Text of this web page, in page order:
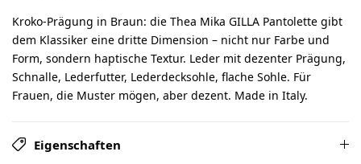
Kroko-Prägung in Braun: die Thea Mika GILLA Pantolette gibt
dem Klassiker eine dritte Dimension – nicht nur Farbe und
Form, sondern haptische Textur. Leder mit dezenter Prägung,
Schnalle, Lederfutter, Lederdecksohle, flache Sohle. Für
Frauen, die Muster mögen, aber dezent. Made in Italy.
Eigenschaften